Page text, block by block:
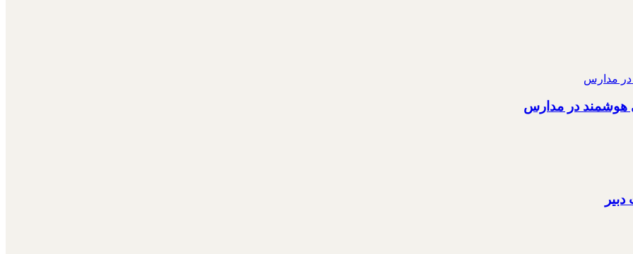
هوشمند در مدارس